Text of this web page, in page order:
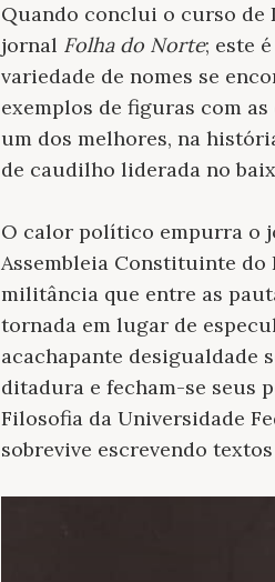
Quando conclui o curso de
jornal Folha do Norte; este
variedade de nomes se
exemplos de figuras com
um dos melhores, na
de caudilho liderada no
O calor político empurra o
Assembleia Constituinte do
militância que entre as
tornada em lugar de
acachapante desigualdade
ditadura e fecham-se seus
Filosofia da Universidade
sobrevive escrevendo